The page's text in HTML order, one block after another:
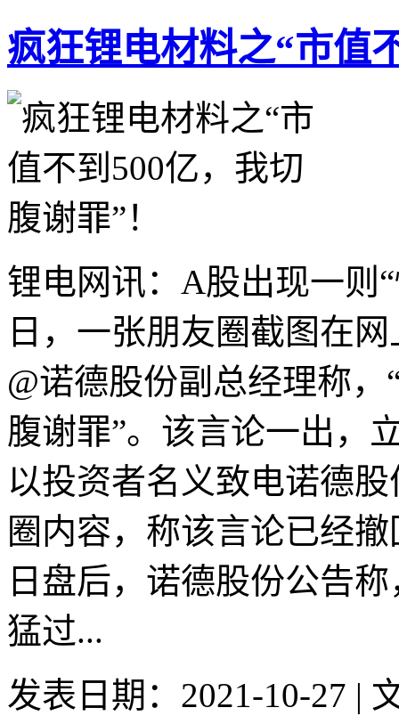
疯狂锂电材料之“市值
锂电网讯：A股出现一则
日，一张朋友圈截图在
@诺德股份副总经理称
腹谢罪”。该言论一出，
以投资者名义致电诺德
圈内容，称该言论已经
日盘后，诺德股份公告
猛过...
发表日期：2021-10-27 |